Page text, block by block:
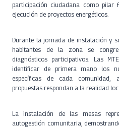
participación ciudadana como pilar
ejecución de proyectos energéticos.
Durante la jornada de instalación y
habitantes de la zona se
diagnósticos participativos. Las
identificar de primera mano los
específicas de cada comunidad,
propuestas respondan a la realidad
La instalación de las mesas
autogestión comunitaria,